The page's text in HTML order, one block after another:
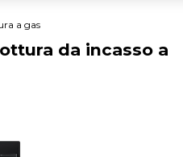
a gas
da incasso a